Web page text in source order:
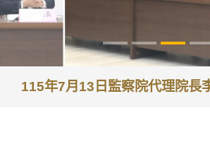
115年7月13日監察院代理院長